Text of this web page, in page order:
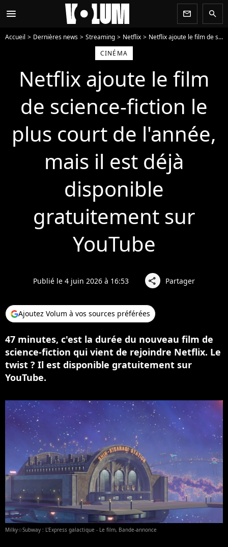
menu newsletter search
Accueil Dernières news Streaming Netflix
Netflix ajoute le film de science-fiction le plus court de l'année, mais il est déjà disponible gratuitement sur YouTube
CINÉMA
Netflix ajoute le film
de science-fiction le
plus court de l'année,
mais il est déjà
disponible
gratuitement sur
YouTube
Publié le 4 juin 2026 à 16:53 share Partager
Ajoutez Volum à vos sources préférées
47 minutes, c'est la durée du nouveau film de
science-fiction qui vient de rejoindre Netflix. Le
twist ? Il est disponible gratuitement sur
YouTube.
Milky☆Subway : L'Express galactique - Le film, Bande-annonce